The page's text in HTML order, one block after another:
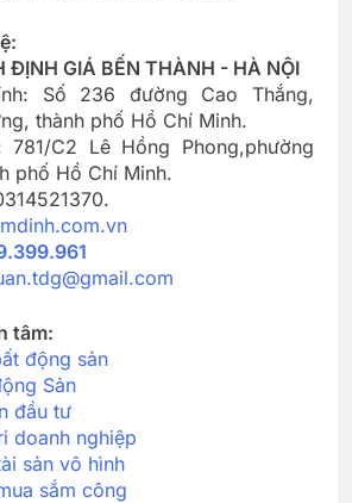
ĐỊNH GIÁ BẾN THÀNH - HÀ NỘI
Số 236 đường Cao Thắng,
thành phố Hồ Chí Minh.
C2 Lê Hồng Phong,phường
phố Hồ Chí Minh.
tâm:
động sản
Sản
đầu tư
doanh nghiệp
sản vô hình
sắm công